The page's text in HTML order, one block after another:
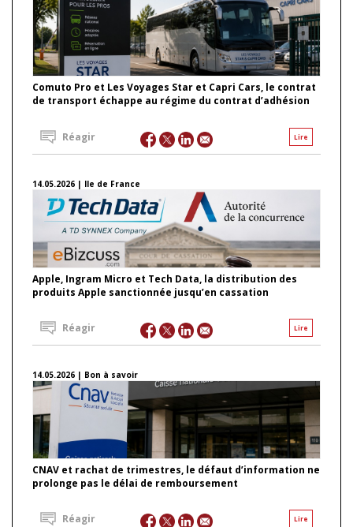
Comuto Pro et Les Voyages Star et Capri Cars, le contrat
de transport échappe au régime du contrat d’adhésion
Lire
Réagir
14.05.2026 | Ile de France
Apple, Ingram Micro et Tech Data, la distribution des
produits Apple sanctionnée jusqu’en cassation
Lire
Réagir
14.05.2026 | Bon à savoir
CNAV et rachat de trimestres, le défaut d’information ne
prolonge pas le délai de remboursement
Lire
Réagir